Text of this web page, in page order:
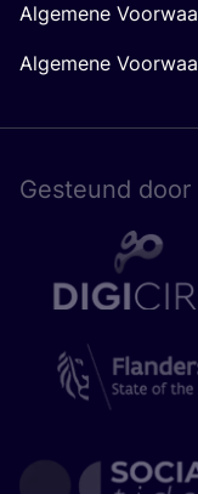
Algemene
Algemene
Gesteund door